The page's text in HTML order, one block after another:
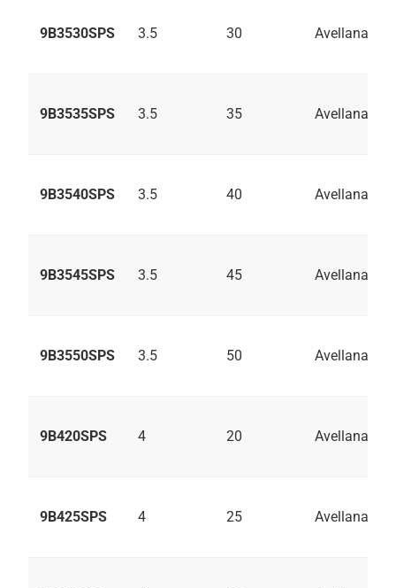
9B3530SPS 3.5 30 Avellanado
9B3535SPS 3.5 35 Avellanado
9B3540SPS 3.5 40 Avellanado
9B3545SPS 3.5 45 Avellanado
9B3550SPS 3.5 50 Avellanado
9B420SPS 4 20 Avellanado
9B425SPS 4 25 Avellanado